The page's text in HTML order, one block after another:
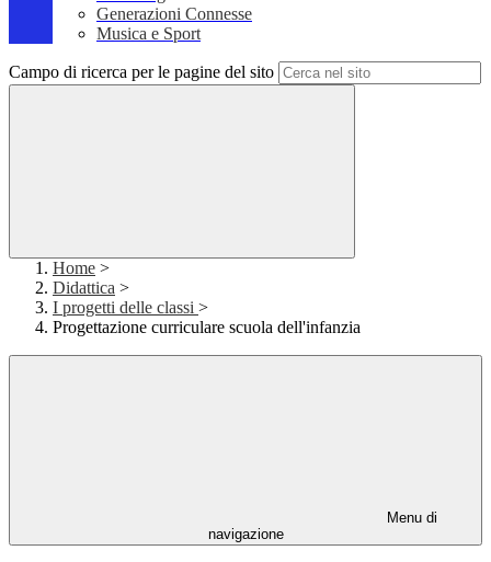
Generazioni Connesse
Musica e Sport
Campo di ricerca per le pagine del sito
Home >
Didattica >
I progetti delle classi >
Progettazione curriculare scuola dell'infanzia
Menu di
navigazione